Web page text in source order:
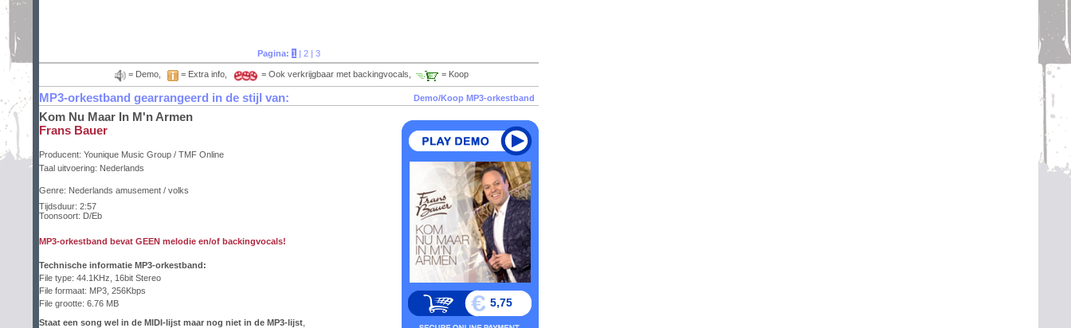
Pagina: 1 | 2 | 3
= Demo, = Extra info, = Ook verkrijgbaar met backingvocals, = Koop
MP3-orkestband gearrangeerd in de stijl van: Demo/Koop MP3-orkestband
Kom Nu Maar In M'n Armen
Frans Bauer
Producent: Younique Music Group / TMF Online
Taal uitvoering: Nederlands
5,75
Genre: Nederlands amusement / volks
Tijdsduur: 2:57
Toonsoort: D/Eb
MP3-orkestband bevat GEEN melodie en/of backingvocals!
Technische informatie MP3-orkestband:
File type: 44.1KHz, 16bit Stereo
File formaat: MP3, 256Kbps
File grootte: 6.76 MB
Staat een song wel in de MIDI-lijst maar nog niet in de MP3-lijst